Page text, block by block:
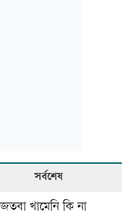
সর্বশেষ
খামেনি কি না